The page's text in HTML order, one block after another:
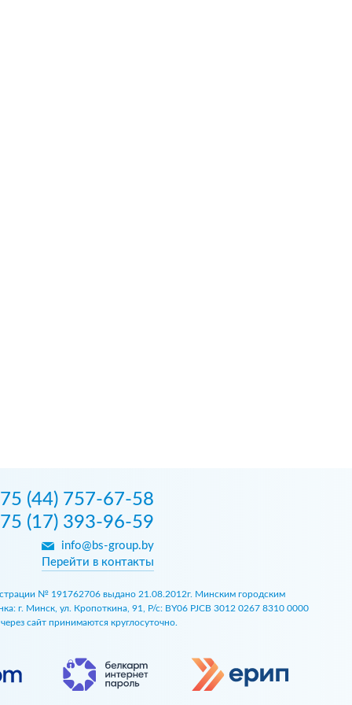
(44) 757-67-58
(17) 393-96-59
info@bs-group.by
Перейти в контакты
№ 191762706 выдано 21.08.2012г. Минским городским
г. Минск, ул. Кропоткина, 91, Р/с: BY06 PJCB 3012 0267 8310 0000
сайт принимаются круглосуточно.